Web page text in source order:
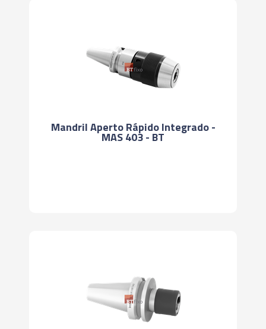
Mandril Aperto Rápido Integrado -
MAS 403 - BT